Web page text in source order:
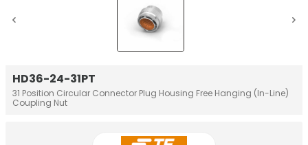
HD36-24-31PT
31 Position Circular Connector Plug Housing Free Hanging (In-Line)
Coupling Nut